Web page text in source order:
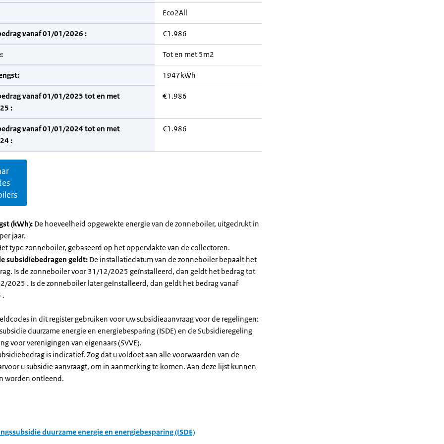
Eco2All
vanaf 01/01/2026 : €1.986
Tot en met 5m2
1947kWh
vanaf 01/01/2025 tot en met
:
€1.986
vanaf 01/01/2024 tot en met
:
€1.986
(kWh): De hoeveelheid opgewekte energie van de zonneboiler, uitgedrukt in
jaar.
type zonneboiler, gebaseerd op het oppervlakte van de collectoren.
subsidiebedragen geldt: De installatiedatum van de zonneboiler bepaalt het
Is de zonneboiler voor 31/12/2025 geïnstalleerd, dan geldt het bedrag tot
2025 . Is de zonneboiler later geïnstalleerd, dan geldt het bedrag vanaf
.
in dit register gebruiken voor uw subsidieaanvraag voor de regelingen:
duurzame energie en energiebesparing (ISDE) en de Subsidieregeling
voor verenigingen van eigenaars (SVVE).
is indicatief. Zog dat u voldoet aan alle voorwaarden van de
u subsidie aanvraagt, om in aanmerking te komen. Aan deze lijst kunnen
worden ontleend.
duurzame energie en energiebesparing (ISDE)